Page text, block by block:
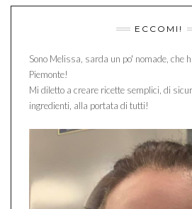
ECCOMI!
Sono Melissa, sarda un po' nomade, che
Piemonte!
Mi diletto a creare ricette semplici, di
ingredienti, alla portata di tutti!